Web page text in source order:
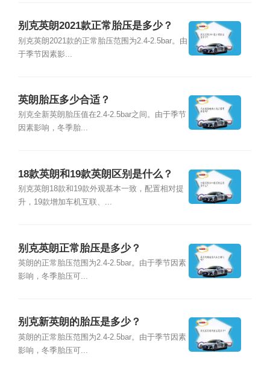
别克英朗2021款正常胎压是多少？
别克英朗2021款的正常胎压范围为2.4-2.5bar。由
于季节因素影...
英朗胎压多少合适？
别克全新英朗胎压值在2.4-2.5bar之间。由于季节
因素影响，冬季胎...
18款英朗和19款英朗区别是什么？
别克英朗18款和19款外观基本一致，配置相对提
升，19款增加车机互联、...
别克英朗正常胎压是多少？
英朗的正常胎压范围为2.4-2.5bar。由于季节因素
影响，冬季胎压可...
别克新英朗的胎压是多少？
英朗的正常胎压范围为2.4-2.5bar。由于季节因素
影响，冬季胎压可...